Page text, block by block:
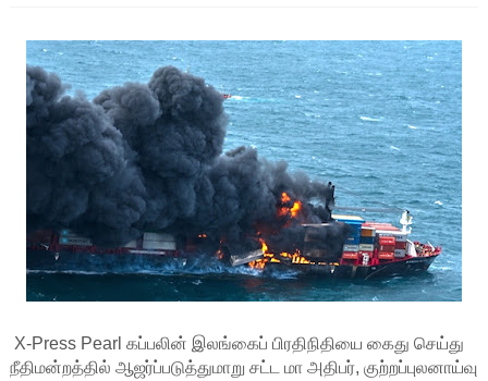
X-Press Pearl கப்பலின் இலங்கைப் பிரதிநிதியை கைது செய்து
நீதிமன்றத்தில் ஆஜர்ப்படுத்துமாறு சட்ட மா அதிபர், குற்றப்புலனாய்வு